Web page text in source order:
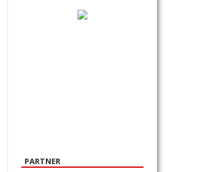
PARTNER